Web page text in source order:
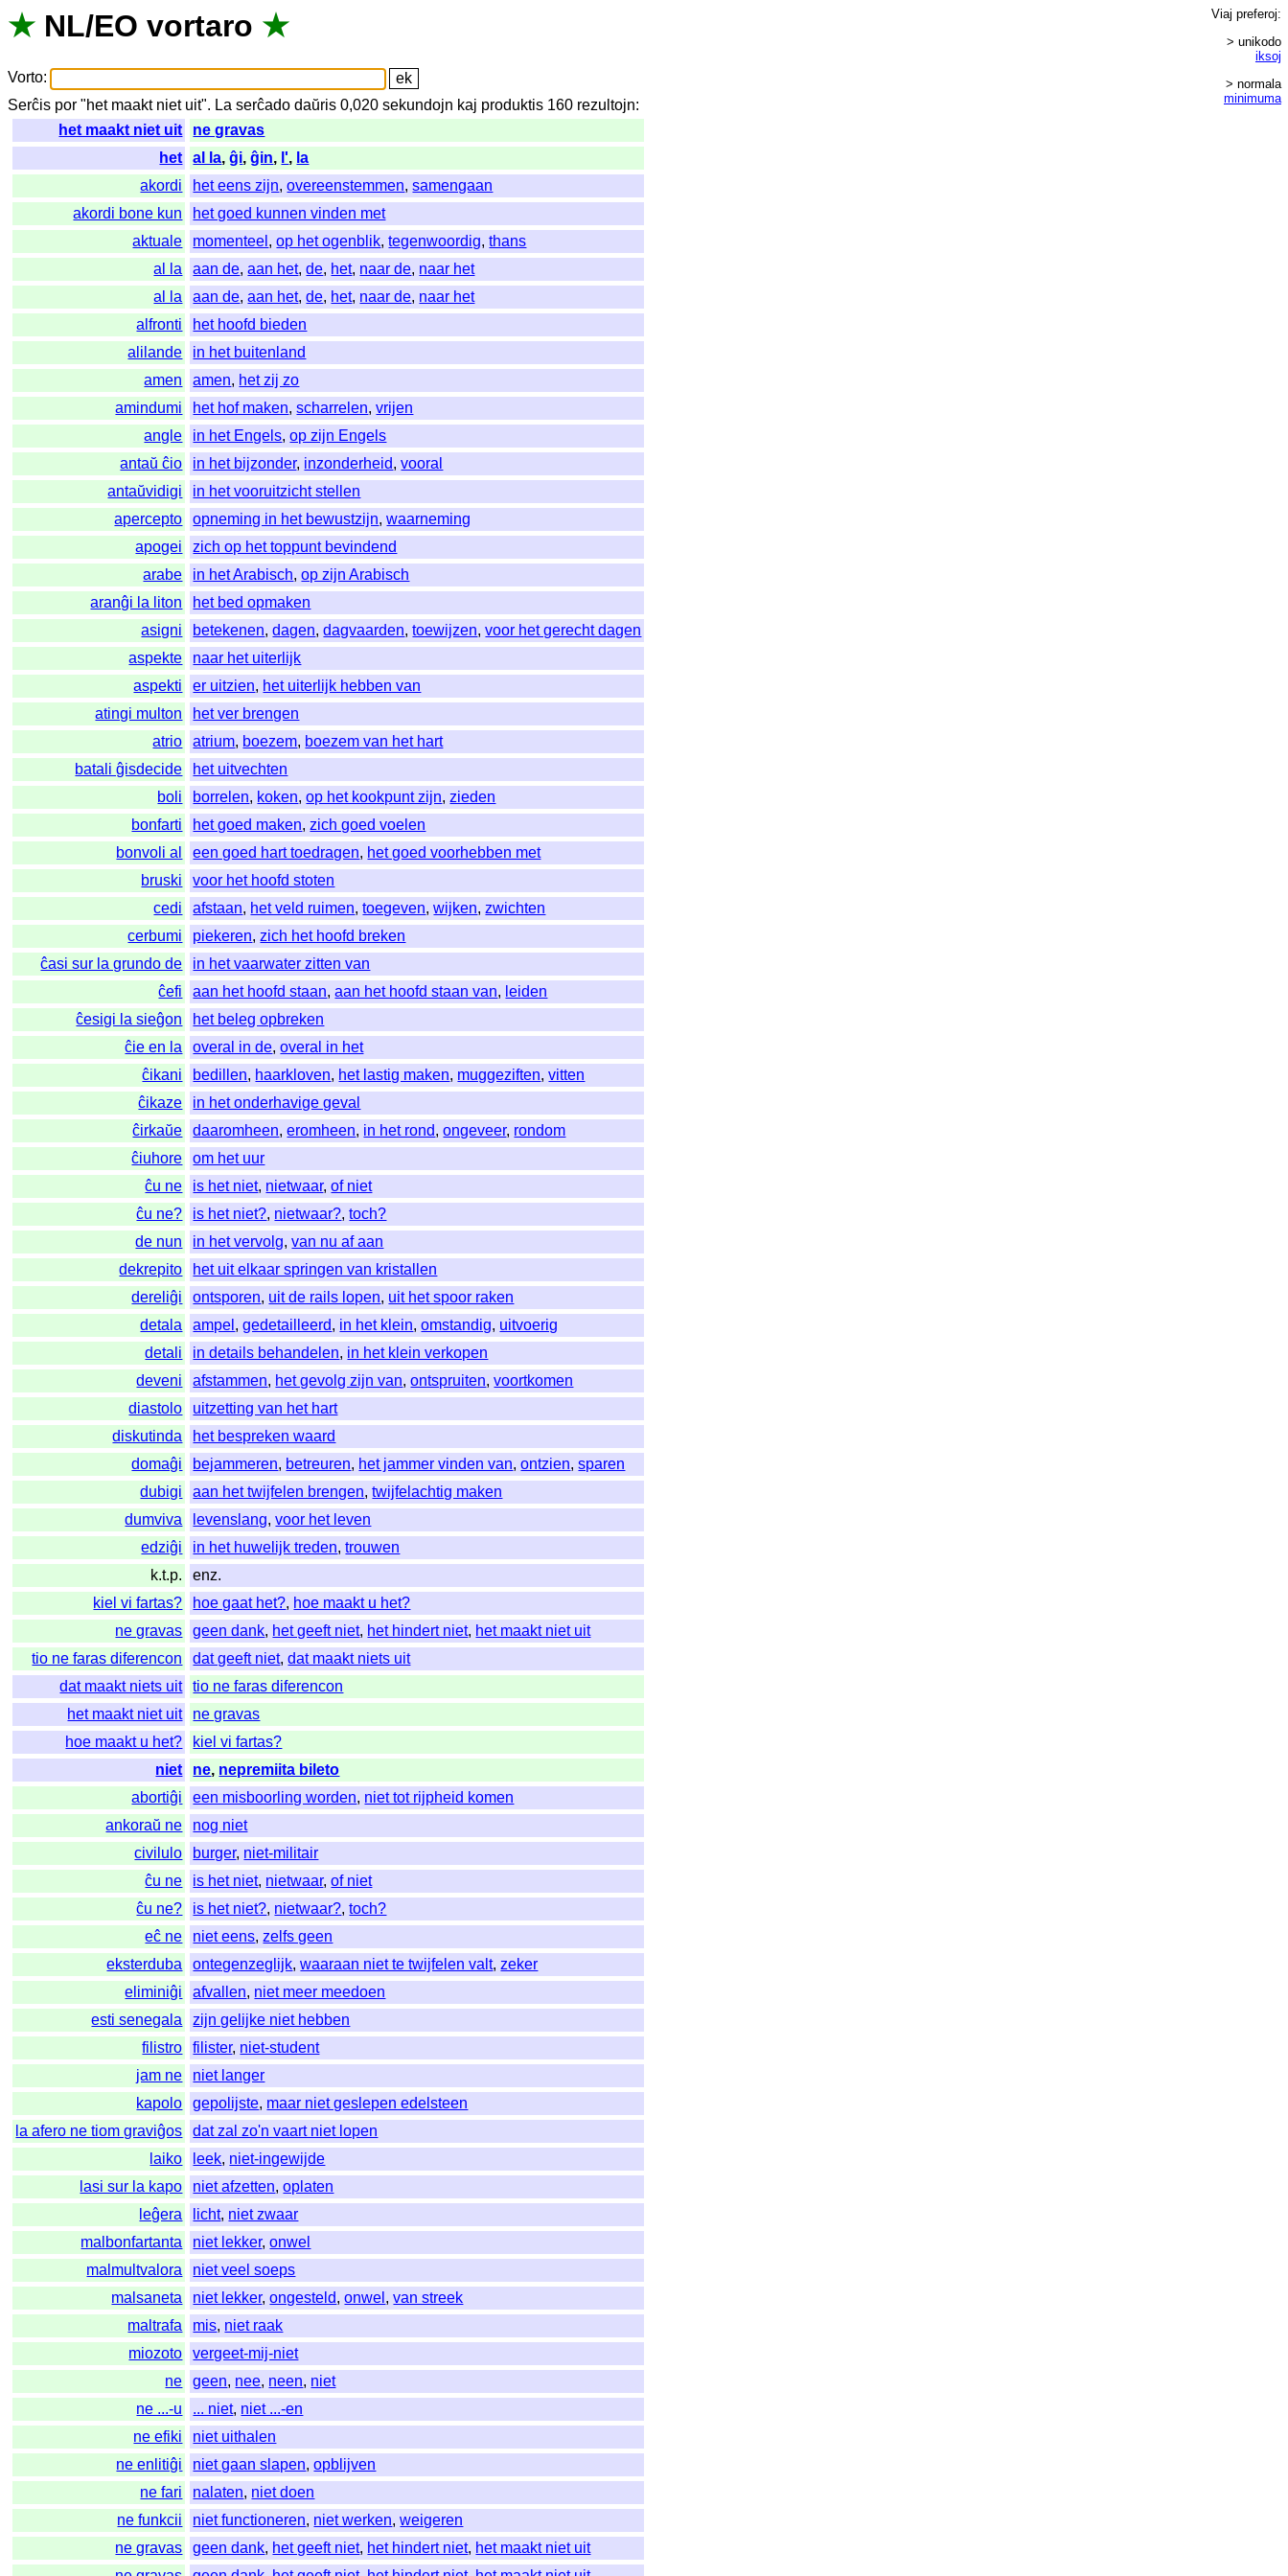
★ NL/EO vortaro ★
Vorto:
Serĉis por "het maakt niet uit". La serĉado daŭris 0,020sekundojn kaj produktis 160 rezultojn:
het maakt niet uit
ne gravas
het
al la,ĝi,ĝin, l', la
akordi
het eens zijn,overeenstemmen,samengaan
akordi bone kun
het goed kunnen vinden met
aktuale
momenteel ,op het ogenblik,tegenwoordig,thans
al la
aan de,aan het,de, het, naar de, naar het
al la
aan de,aan het,de, het, naar de, naar het
alfronti
het hoofd bieden
alilande
in het buitenland
amen
amen, het zij zo
amindumi
het hof maken,scharrelen,vrijen
angle
in het Engels,op zijn Engels
antaŭ ĉio
in het bijzonder, inzonderheid,vooral
antaŭvidigi
in het vooruitzicht stellen
apercepto
opneming in het bewustzijn,waarneming
apogei
zich op het toppunt bevindend
arabe
in het Arabisch,op zijn Arabisch
aranĝi la liton
het bed opmaken
asigni
betekenen,dagen,dagvaarden,toewijzen,voor het gerecht dagen
aspekte
naar het uiterlijk
aspekti
er uitzien, het uiterlijk hebben van
atingi multon
het ver brengen
atrio
atrium, boezem, boezem van het hart
batali ĝisdecide
het uitvechten
boli
borrelen, koken,op het kookpunt zijn,zieden
bonfarti
het goed maken,zich goed voelen
bonvoli al
een goed hart toedragen, het goed voorhebben met
bruski
voor het hoofd stoten
cedi
afstaan, het veld ruimen,toegeven,wijken,zwichten
cerbumi
piekeren,zich het hoofd breken
ĉasi sur la grundo de
in het vaarwater zitten van
ĉefi
aan het hoofd staan,aan het hoofd staan van, leiden
ĉesigi la sieĝon
het beleg opbreken
ĉie en la
overal in de,overal in het
ĉikani
bedillen, haarkloven, het lastig maken, muggeziften,vitten
ĉikaze
in het onderhavige geval
ĉirkaŭe
daaromheen,eromheen, in het rond,ongeveer, rondom
ĉiuhore
om het uur
ĉu ne
is het niet, nietwaar,of niet
ĉu ne?
is het niet?, nietwaar?,toch?
de nun
in het vervolg,van nu af aan
dekrepito
het uit elkaar springen van kristallen
dereliĝi
ontsporen, uit de rails lopen, uit het spoor raken
detala
ampel ,gedetailleerd, in het klein,omstandig, uitvoerig
detali
in details behandelen, in het klein verkopen
deveni
afstammen, het gevolg zijn van,ontspruiten,voortkomen
diastolo
uitzetting van het hart
diskutinda
het bespreken waard
domaĝi
bejammeren, betreuren, het jammer vinden van,ontzien,sparen
dubigi
aan het twijfelen brengen,twijfelachtig maken
dumviva
levenslang,voor het leven
edziĝi
in het huwelijk treden,trouwen
k.t.p.
enz.
kiel vi fartas?
hoe gaat het?, hoe maakt u het?
ne gravas
geen dank, het geeft niet, het hindert niet, het maakt niet uit
tio ne faras diferencon
dat geeft niet,dat maakt niets uit
dat maakt niets uit
tio ne faras diferencon
het maakt niet uit
ne gravas
hoe maakt u het?
kiel vi fartas?
niet
ne, nepremiita bileto
abortiĝi
een misboorling worden, niet tot rijpheid komen
ankoraŭ ne
nog niet
civilulo
burger, niet-militair
ĉu ne
is het niet, nietwaar,of niet
ĉu ne?
is het niet?, nietwaar?,toch?
eĉ ne
niet eens,zelfs geen
eksterduba
ontegenzeglijk,waaraan niet te twijfelen valt,zeker
eliminiĝi
afvallen, niet meer meedoen
esti senegala
zijn gelijke niet hebben
filistro
filister, niet-student
jam ne
niet langer
kapolo
gepolijste, maar niet geslepen edelsteen
la afero ne tiom graviĝos
dat zal zo'n vaart niet lopen
laiko
leek, niet-ingewijde
lasi sur la kapo
niet afzetten,oplaten
leĝera
licht, niet zwaar
malbonfartanta
niet lekker,onwel
malmultvalora
niet veel soeps
malsaneta
niet lekker,ongesteld,onwel ,van streek
maltrafa
mis, niet raak
miozoto
vergeet-mij-niet
ne
geen, nee, neen, niet
ne ...-u
... niet, niet ...-en
ne efiki
niet uithalen
ne enlitiĝi
niet gaan slapen,opblijven
ne fari
nalaten, niet doen
ne funkcii
niet functioneren, niet werken,weigeren
ne gravas
geen dank, het geeft niet, het hindert niet, het maakt niet uit
Viaj preferoj:
> unikodo
iksoj
> normala
minimuma